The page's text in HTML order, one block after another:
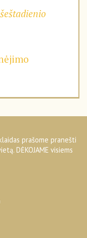
prašome pranešti
DĖKOJAME visiems